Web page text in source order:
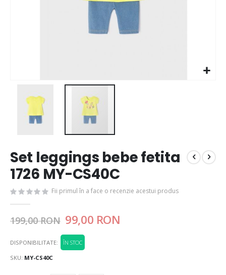
Set leggings bebe fetita
1726 MY-CS40C
Fii primul în a face o recenzie acestui produs
199,00 RON 99,00 RON
DISPONIBILITATE:
ÎN STOC
SKU MY-CS40C